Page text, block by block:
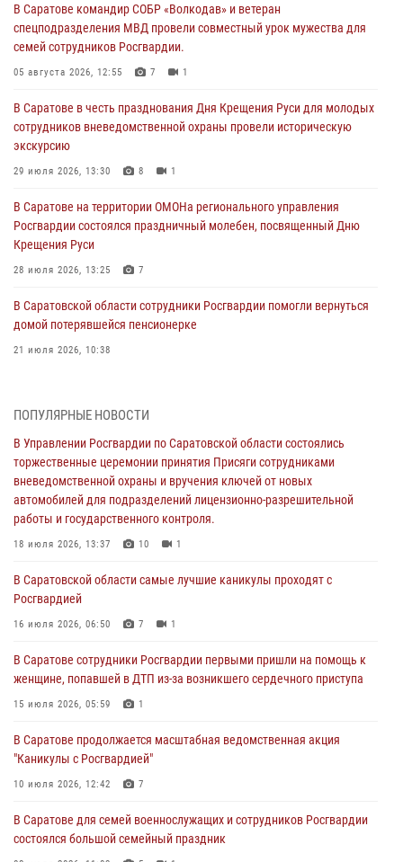
В Саратове командир СОБР «Волкодав» и ветеран
спецподразделения МВД провели совместный урок мужества для
семей сотрудников Росгвардии.
05 августа 2026, 12:55 7 1
В Саратове в честь празднования Дня Крещения Руси для молодых
сотрудников вневедомственной охраны провели историческую
экскурсию
29 июля 2026, 13:30 8 1
В Саратове на территории ОМОНа регионального управления
Росгвардии состоялся праздничный молебен, посвященный Дню
Крещения Руси
28 июля 2026, 13:25 7
В Саратовской области сотрудники Росгвардии помогли вернуться
домой потерявшейся пенсионерке
21 июля 2026, 10:38
вневедомственной охраны и вручения ключей от новых
автомобилей для подразделений лицензионно-разрешительной
работы и государственного контроля.
18 июля 2026, 13:37 10 1
В Саратовской области самые лучшие каникулы проходят с
Росгвардией
В Саратове сотрудники Росгвардии первыми пришли на помощь к
женщине, попавшей в ДТП из-за возникшего сердечного приступа
В Саратове продолжается масштабная ведомственная акция
"Каникулы с Росгвардией"
В Саратовской области при содействии спецназа Росгвардии
задержан подозреваемый в незаконном обороте наркотиков
ПОПУЛЯРНЫЕ НОВОСТИ
В Управлении Росгвардии по Саратовской области состоялись
торжественные церемонии принятия Присяги сотрудниками
вневедомственной охраны и вручения ключей от новых
автомобилей для подразделений лицензионно-разрешительной
работы и государственного контроля.
18 июля 2026, 13:37 10 1
В Саратовской области самые лучшие каникулы проходят с
Росгвардией
16 июля 2026, 06:50 7 1
В Саратове сотрудники Росгвардии первыми пришли на помощь к
женщине, попавшей в ДТП из-за возникшего сердечного приступа
15 июля 2026, 05:59 1
В Саратове продолжается масштабная ведомственная акция
"Каникулы с Росгвардией"
10 июля 2026, 12:42 7
В Саратове для семей военнослужащих и сотрудников Росгвардии
состоялся большой семейный праздник